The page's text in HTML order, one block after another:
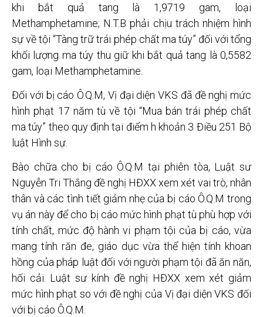
khi bắt quả tang là 1,9719 gam, loại
Methamphetamine; N.T.B phải chịu trách nhiệm hình
sự về tội “Tàng trữ trái phép chất ma túy” đối với tổng
khối lượng ma túy thu giữ khi bắt quả tang là 0,5582
gam, loại Methamphetamine.
Đối với bị cáo Ô.Q.M, Vị đại diện VKS đã đề nghị mức
hình phạt 17 năm tù về tội “Mua bán trái phép chất
ma túy” theo quy định tại điểm h khoản 3 Điều 251 Bộ
luật Hình sự.
Bào chữa cho bị cáo Ô.Q.M tại phiên tòa, Luật sư
Nguyễn Tri Thắng đề nghị HĐXX xem xét vai trò, nhân
thân và các tình tiết giảm nhẹ của bị cáo Ô.Q.M trong
vụ án này để cho bị cáo mức hình phạt tù phù hợp với
tính chất, mức độ hành vi phạm tội của bị cáo, vừa
mang tính răn đe, giáo dục vừa thể hiện tính khoan
hồng của pháp luật đối với người phạm tội đã ăn năn,
hối cải. Luật sư kính đề nghị HĐXX xem xét giảm
mức hình phạt so với đề nghị của Vị đại diện VKS đối
với bị cáo Ô.Q.M.